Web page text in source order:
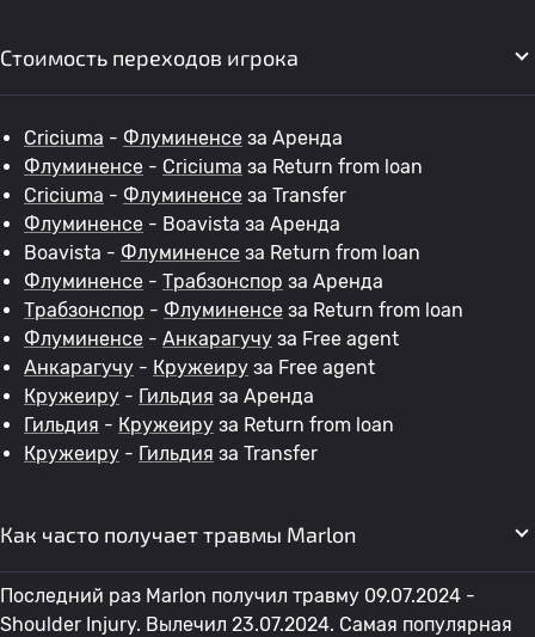
Стоимость переходов игрока
Criciuma - Флуминенсе за Аренда
Флуминенсе - Criciuma за Return from loan
Criciuma - Флуминенсе за Transfer
Флуминенсе - Boavista за Аренда
Boavista - Флуминенсе за Return from loan
Флуминенсе - Трабзонспор за Аренда
Трабзонспор - Флуминенсе за Return from loan
Флуминенсе - Анкарагучу за Free agent
Анкарагучу - Кружеиру за Free agent
Кружеиру - Гильдия за Аренда
Гильдия - Кружеиру за Return from loan
Кружеиру - Гильдия за Transfer
Как часто получает травмы Marlon
Последний раз Marlon получил травму 09.07.2024 -
Shoulder Injury. Вылечил 23.07.2024. Самая популярная